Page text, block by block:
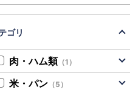
ゴリ
肉・ハム類 （1）
米・パン （5）